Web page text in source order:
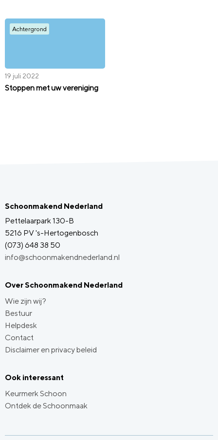
Achtergrond
19 juli 2022
Stoppen met uw vereniging
Schoonmakend Nederland
Pettelaarpark 130-B
5216 PV 's-Hertogenbosch
(073) 648 38 50
info@schoonmakendnederland.nl
Over Schoonmakend Nederland
Wie zijn wij?
Bestuur
Helpdesk
Contact
Disclaimer en privacy beleid
Ook interessant
Keurmerk Schoon
Ontdek de Schoonmaak